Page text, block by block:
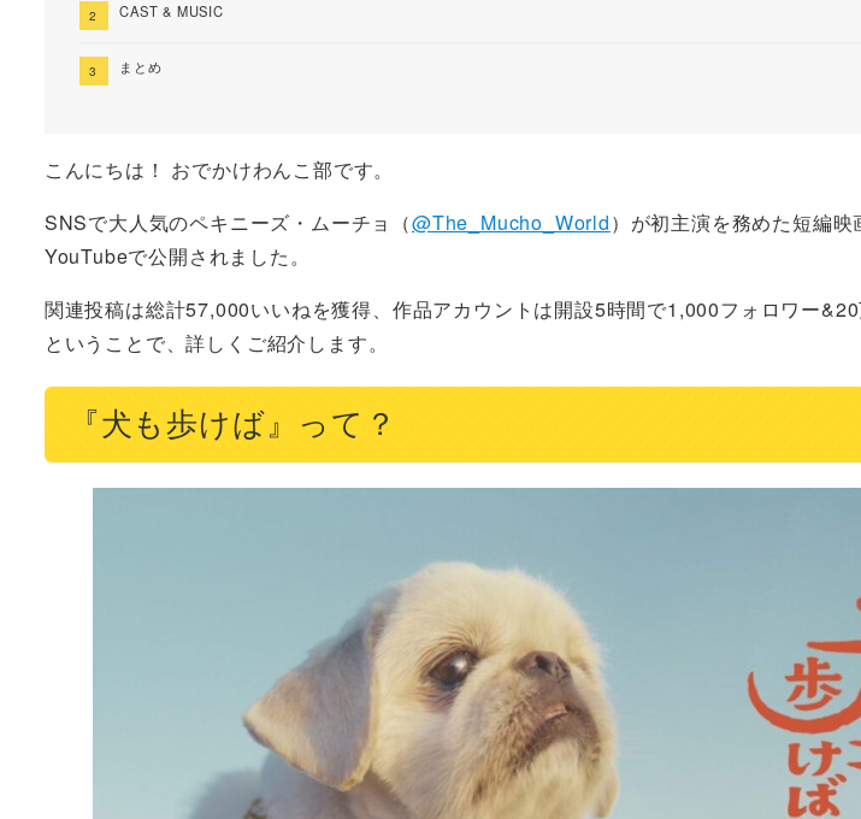
CAST & MUSIC
まとめ
こんにちは！ おでかけわんこ部です。
SNSで大人気のペキニーズ・ムーチョ（@The_Mucho_World）が初主演を務めた短編映
YouTubeで公開されました。
関連投稿は総計57,000いいねを獲得、作品アカウントは開設5時間で1,000フォロワー
ということで、詳しくご紹介します。
『犬も歩けば』って？